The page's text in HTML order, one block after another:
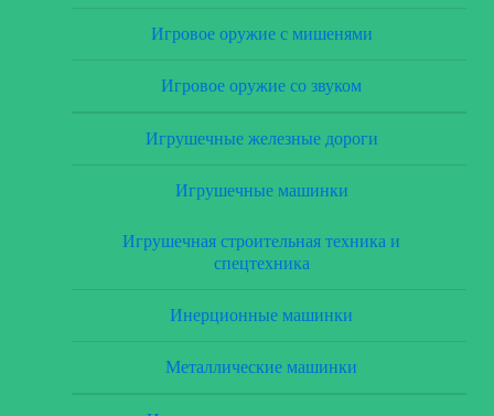
Игровое оружие с мишенями
Игровое оружие со звуком
Игрушечные железные дороги
Игрушечные машинки
Игрушечная строительная техника и
спецтехника
Инерционные машинки
Металлические машинки